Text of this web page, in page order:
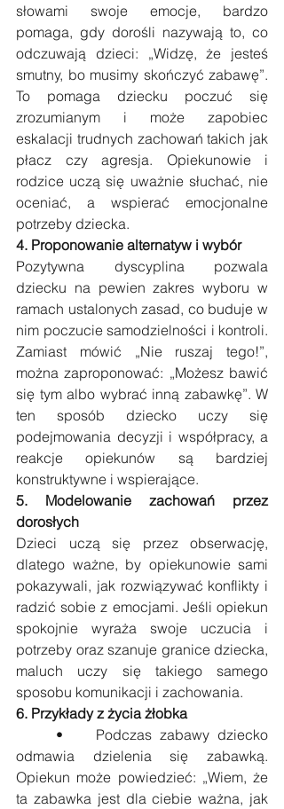
słowami swoje emocje, bardzo
pomaga, gdy dorośli nazywają to, co
odczuwają dzieci: „Widzę, że jesteś
smutny, bo musimy skończyć zabawę”.
To pomaga dziecku poczuć się
zrozumianym i może zapobiec
eskalacji trudnych zachowań takich jak
płacz czy agresja. Opiekunowie i
rodzice uczą się uważnie słuchać, nie
oceniać, a wspierać emocjonalne
potrzeby dziecka.
4. Proponowanie alternatyw i wybór
Pozytywna dyscyplina pozwala
dziecku na pewien zakres wyboru w
ramach ustalonych zasad, co buduje w
nim poczucie samodzielności i kontroli.
Zamiast mówić „Nie ruszaj tego!”,
można zaproponować: „Możesz bawić
się tym albo wybrać inną zabawkę”. W
ten sposób dziecko uczy się
podejmowania decyzji i współpracy, a
reakcje opiekunów są bardziej
konstruktywne i wspierające.
5. Modelowanie zachowań przez
dorosłych
Dzieci uczą się przez obserwację,
dlatego ważne, by opiekunowie sami
pokazywali, jak rozwiązywać konflikty i
radzić sobie z emocjami. Jeśli opiekun
spokojnie wyraża swoje uczucia i
potrzeby oraz szanuje granice dziecka,
maluch uczy się takiego samego
sposobu komunikacji i zachowania.
6. Przykłady z życia żłobka
odmawia dzielenia się zabawką.
Opiekun może powiedzieć: „Wiem, że
ta zabawka jest dla ciebie ważna, jak